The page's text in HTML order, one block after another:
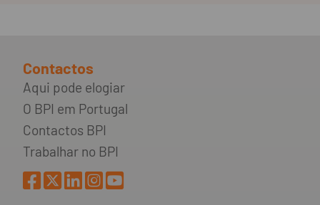
Contactos
Aqui pode elogiar
O BPI em Portugal
Contactos BPI
Trabalhar no BPI